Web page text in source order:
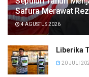
Safura Merawat
4 AGUSTUS 2026
Liberika
20 JULI